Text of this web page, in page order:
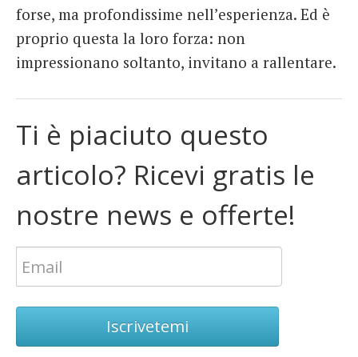
forse, ma profondissime nell’esperienza. Ed è
proprio questa la loro forza: non
impressionano soltanto, invitano a rallentare.
Ti è piaciuto questo
articolo? Ricevi gratis le
nostre news e offerte!
Iscrivetemi